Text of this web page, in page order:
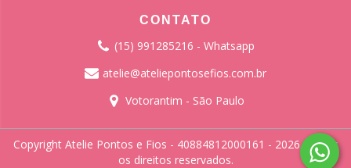
CONTATO
(15) 991285216 - Whatsapp
atelie@ateliepontosefios.com.br
Votorantim - São Paulo
Copyright Atelie Pontos e Fios - 40884812000161 - 2026. Todos
os direitos reservados.